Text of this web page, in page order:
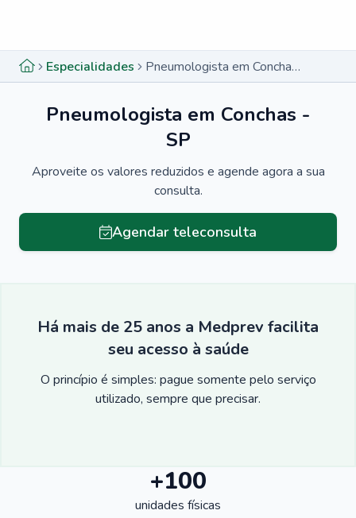
Especialidades Pneumologista em Conchas - SP
Pneumologista em Conchas -
SP
Aproveite os valores reduzidos e agende agora a sua
consulta.
Agendar teleconsulta
Há mais de 25 anos a Medprev facilita
seu acesso à saúde
O princípio é simples: pague somente pelo serviço
utilizado, sempre que precisar.
+100
unidades físicas